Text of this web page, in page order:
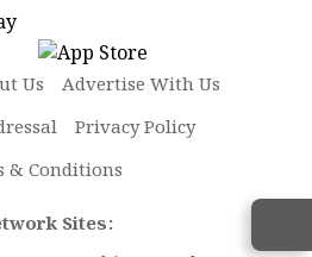
Us
Advertise With Us
Privacy Policy
& Conditions
Sites: